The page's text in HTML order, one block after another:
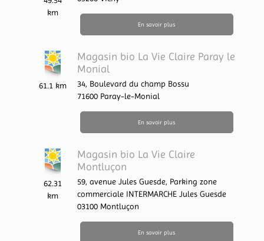
km
En savoir plus
61.1 km
Magasin bio La Vie Claire Paray le
Monial
34, Boulevard du champ Bossu
71600 Paray-le-Monial
En savoir plus
62.31
km
Magasin bio La Vie Claire
Montluçon
59, avenue Jules Guesde, Parking zone
commerciale INTERMARCHE Jules Guesde
03100 Montluçon
En savoir plus